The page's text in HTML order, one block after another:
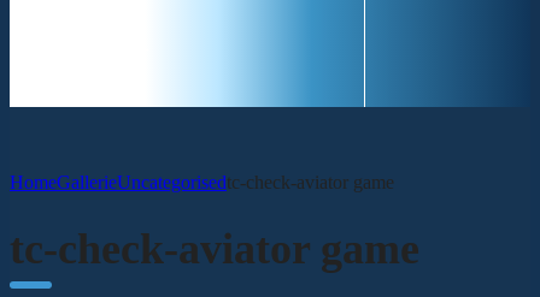
HomeGallerieUncategorisedtc-check-aviator game
tc-check-aviator game